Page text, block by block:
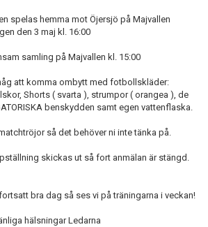
spelas hemma mot Öjersjö på Majvallen
den 3 maj kl. 16:00
samling på Majvallen kl. 15:00
att komma ombytt med fotbollskläder:
Shorts ( svarta ), strumpor ( orangea ), de
benskydden samt egen vattenflaska.
så det behöver ni inte tänka på.
skickas ut så fort anmälan är stängd.
bra dag så ses vi på träningarna i veckan!
hälsningar Ledarna